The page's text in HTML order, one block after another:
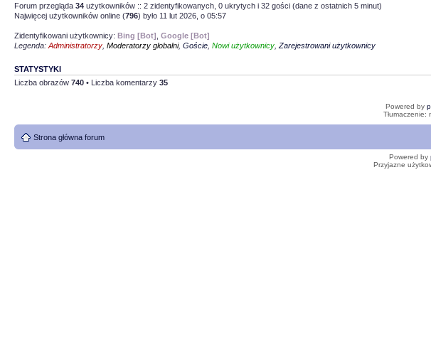
Forum przegląda 34 użytkowników :: 2 zidentyfikowanych, 0 ukrytych i 32 gości (dane z ostatnich 5 minut)
Najwięcej użytkowników online (796) było 11 lut 2026, o 05:57
Zidentyfikowani użytkownicy: Bing [Bot] Google [Bot]
Legenda: Administratorzy Moderatorzy globalni, Goście Nowi użytkownicy Zarejestrowani użytkownicy
STATYSTYKI
Liczba obrazów 740 • Liczba komentarzy 35
Powered by
Tłumaczenie:
Strona główna forum
Powered by
Przyjazne